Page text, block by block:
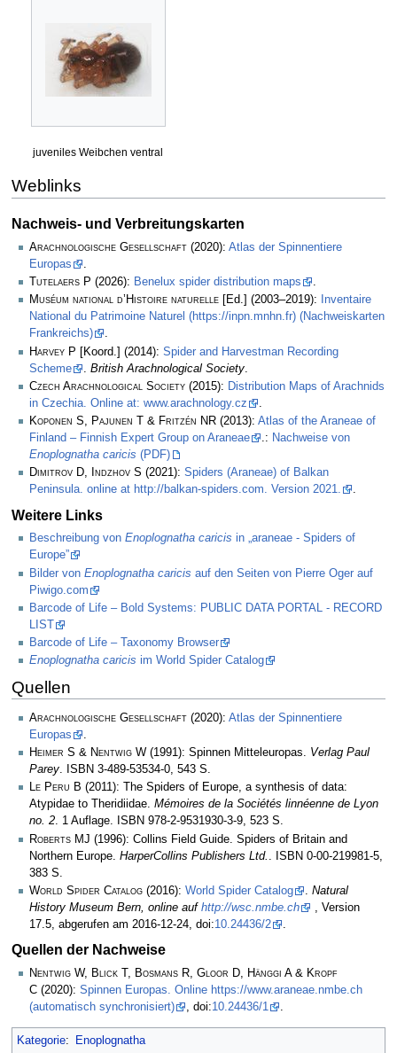
juveniles Weibchen ventral
Weblinks
Nachweis- und Verbreitungskarten
Arachnologische Gesellschaft (2020): Atlas der Spinnentiere
Europas
Tutelaers P (2026): Benelux spider distribution maps
.
Muséum national d’Histoire naturelle [Ed.] (2003–2019):
Inventaire
National du Patrimoine Naturel (https://inpn.mnhn.fr) (Nachweiskarten
Frankreichs)
.
Harvey P [Koord.] (2014): Spider and Harvestman Recording
Scheme
British Arachnological Society
Czech Arachnological Society (2015): Distribution Maps of Arachnids
in Czechia. Online at: www.arachnology.cz
.
Koponen S, Pajunen T & Fritzén NR (2013): Atlas of the Araneae of
Finland – Finnish Expert Group on Araneae
.: Nachweise von
Enoplognatha caricis (PDF)
Dimitrov D, Indzhov S (2021): Spiders (Araneae) of Balkan
Peninsula. online at http://balkan-spiders.com. Version 2021.
.
Weitere Links
Beschreibung von Enoplognatha caricis in „araneae - Spiders of
Europe”
Bilder von Enoplognatha caricis auf den Seiten von Pierre Oger auf
Piwigo.com
Barcode of Life – Bold Systems: PUBLIC DATA PORTAL - RECORD
LIST
Barcode of Life – Taxonomy Browser
Enoplognatha caricis im World Spider Catalog
Quellen
Arachnologische Gesellschaft (2020): Atlas der Spinnentiere
Europas
.
Heimer S & Nentwig W (1991): Spinnen Mitteleuropas. Verlag Paul
Parey. ISBN 3-489-53534-0, 543 S.
Le Peru B (2011): The Spiders of Europe, a synthesis of data:
Atypidae to Theridiidae. Mémoires de la Sociétés linnéenne de Lyon
no. 2. 1 Auflage. ISBN 978-2-9531930-3-9, 523 S.
Roberts MJ (1996): Collins Field Guide. Spiders of Britain and
Northern Europe. HarperCollins Publishers Ltd.
. ISBN 0-00-219981-5,
383 S.
World Spider Catalog (2016): World Spider Catalog . Natural
History Museum Bern, online auf http://wsc.nmbe.ch
, Version
17.5, abgerufen am 2016-12-24, doi:10.24436/2 .
Quellen der Nachweise
Nentwig W, Blick T, Bosmans R, Gloor D, Hänggi A & Kropf
C (2020): Spinnen Europas. Online https://www.araneae.nmbe.ch
(automatisch synchronisiert)
, doi:10.24436/1 .
Kategorie: Enoplognatha